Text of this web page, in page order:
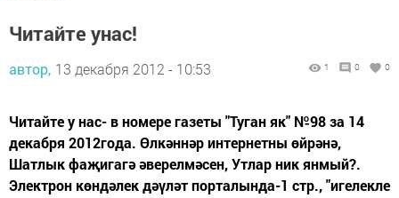
Читайте унас!
автор, 13 декабря 2012 - 10:53 1 0 0
Читайте у нас- в номере газеты "Туган як" №98 за 14
декабря 2012года. Өлкәннәр интернетны өйрәнә,
Шатлык фаҗигагә әверелмәсен, Утлар ник янмый?.
Электрон көндәлек дәүләт порталында-1 стр., "игелекле